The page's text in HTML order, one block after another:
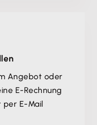
Angebot oder
E-Rechnung
per E-Mail